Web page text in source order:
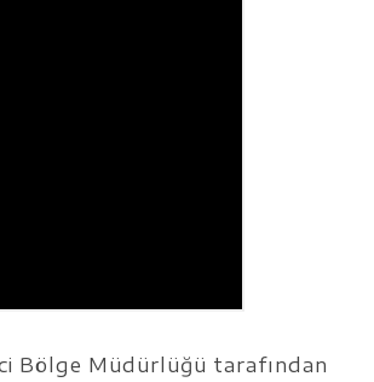
Bölge Müdürlüğü tarafından